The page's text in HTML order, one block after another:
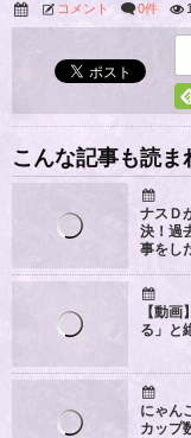
コメント 0件
こんな記事も読ま
ナスＤ
決！過
事をし
【動
る」と
にゃん
カップ